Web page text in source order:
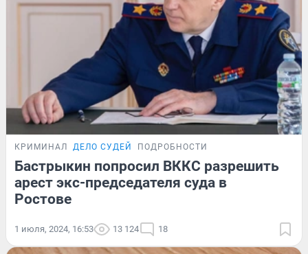
КРИМИНАЛ ДЕЛО СУДЕЙ ПОДРОБНОСТИ
Бастрыкин попросил ВККС разрешить
арест экс-председателя суда в
Ростове
1 июля, 2024, 16:53 13 124 18